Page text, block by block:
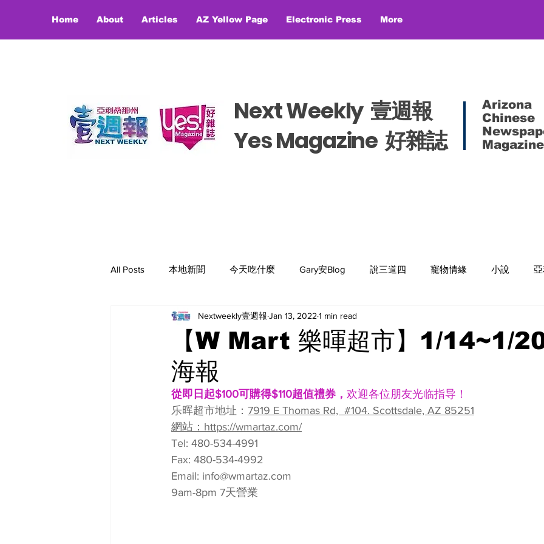
Home About Articles AZ Yellow Page Electronic Press More
Next Weekly 壹週報
​​Yes Magazine 好雜誌
Arizona
Chinese
Magazine
All Posts 本地新聞 今天吃什麼 Gary安Blog 說三道四 寵物情緣 小說
【W Mart 樂暉超市】1/14~1/
海報
Nextweekly壹週報 Jan 13, 2022 1 min read
從即日起$100可購得$110超值禮券，
‬欢迎各位朋友‮临光‬指导！
乐晖超‮地市‬址： 7919 E Thomas Rd,  #104. Scottsdale, AZ 85251
網站：https://wmartaz.com/
Tel: 480-534-4991
Fax: 480-534-4992
Email: info@wmartaz.com
9am-8pm 7天營業